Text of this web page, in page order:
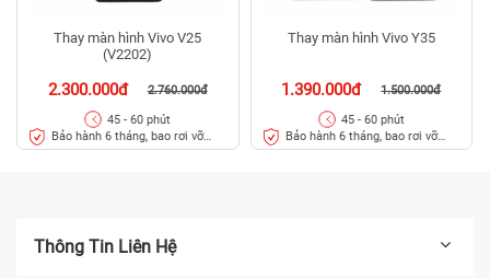
Thay màn hình Vivo V25
(V2202)
2.300.000đ 2.760.000đ
45 - 60 phút
Bảo hành 6 tháng, bao rơi vỡ
kính
Thay màn hình Vivo Y35
1.390.000đ 1.500.000đ
45 - 60 phút
Bảo hành 6 tháng, bao rơi vỡ
kính
Thông Tin Liên Hệ